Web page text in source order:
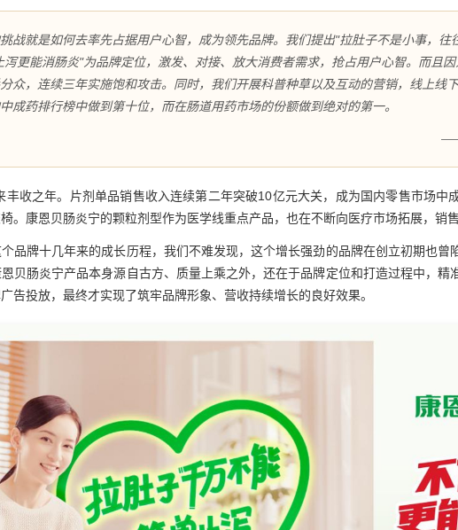
战就是如何去率先占据用户心智，成为领先品牌。我们提出"拉肚子不是小事，往
更能消肠炎"为品牌定位，激发、对接、放大消费者需求，抢占用户心智。而且
众，连续三年实施饱和攻击。同时，我们开展科普种草以及互动的营销，线上线
成药排行榜中做到第十位，而在肠道用药市场的份额做到绝对的第一。
——
丰收之年。片剂单品销售收入连续第二年突破10亿元大关，成为国内零售市场中
。康恩贝肠炎宁的颗粒剂型作为医学线重点产品，也在不断向医疗市场拓展，销售
品牌十几年来的成长历程，我们不难发现，这个增长强劲的品牌在创立初期也曾
贝肠炎宁产品本身源自古方、质量上乘之外，还在于品牌定位和打造过程中，精
告投放，最终才实现了筑牢品牌形象、营收持续增长的良好效果。